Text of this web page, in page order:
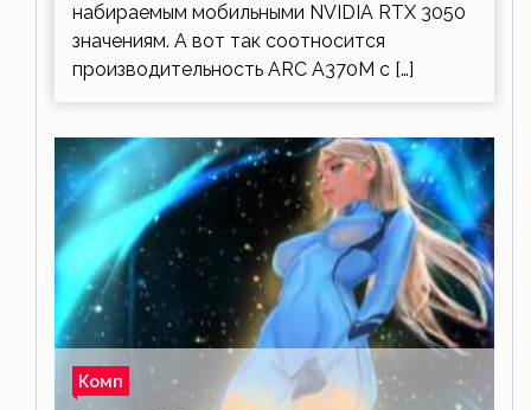
набираемым мобильными NVIDIA RTX 3050
значениям. А вот так соотносится
производительность ARC A370M с […]
Комп